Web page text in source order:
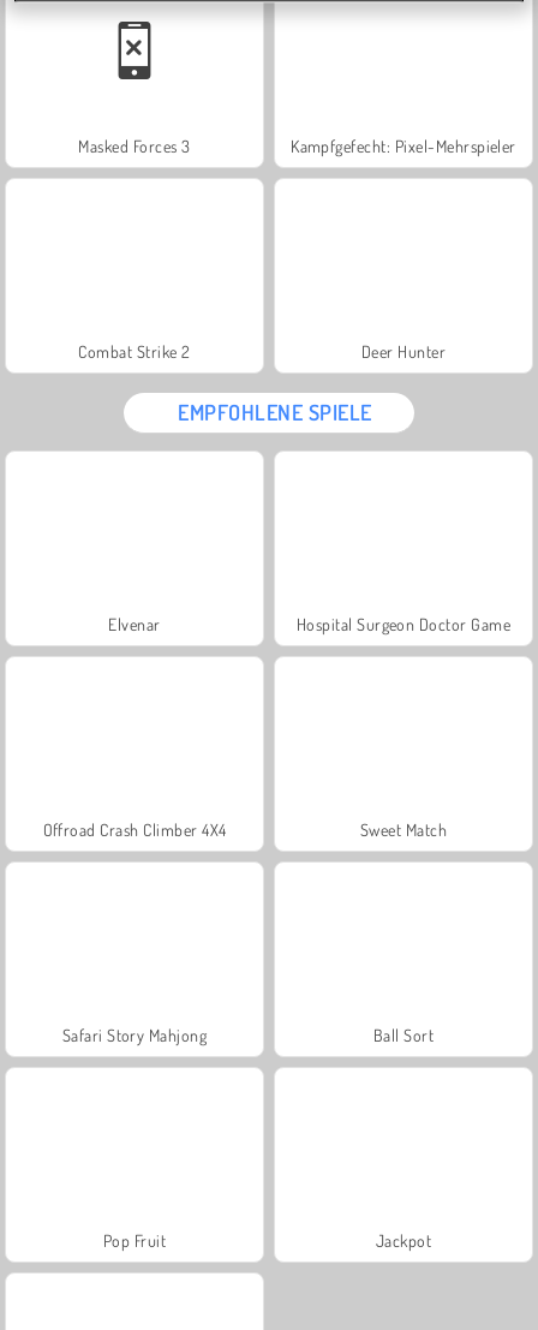
Masked Forces 3 Kampfgefecht: Pixel-Mehrspieler
Combat Strike 2 Deer Hunter
EMPFOHLENE SPIELE
Elvenar Hospital Surgeon Doctor Game
Offroad Crash Climber 4X4 Sweet Match
Safari Story Mahjong Ball Sort
Pop Fruit Jackpot